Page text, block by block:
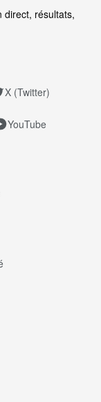
direct, résultats,
X (Twitter)
YouTube